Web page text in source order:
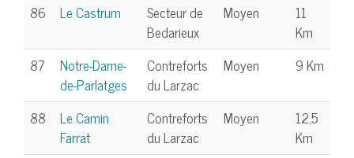
86
Le Castrum
Secteur de
Bedarieux
Moyen
11
Km
87
Notre-Dame-
de-Parlatges
Contreforts
du Larzac
Moyen 9 Km
88
Le Camin
Farrat
Contreforts
du Larzac
Moyen
12,5
Km